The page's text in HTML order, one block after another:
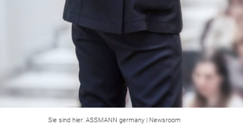
Sie sind hier: ASSMANN germany | Newsroom